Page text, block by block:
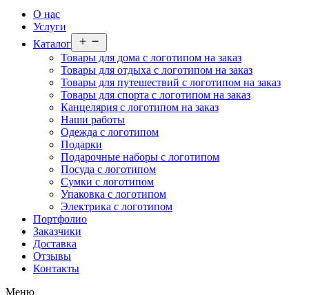
О нас
Услуги
Каталог
меню
Товары для дома с логотипом на заказ
Товары для отдыха с логотипом на заказ
Товары для путешествий с логотипом на заказ
Товары для спорта с логотипом на заказ
Канцелярия с логотипом на заказ
Наши работы
Одежда с логотипом
Подарки
Подарочные наборы с логотипом
Посуда с логотипом
Сумки с логотипом
Упаковка с логотипом
Электрика с логотипом
Портфолио
Заказчики
Доставка
Отзывы
Контакты
Меню